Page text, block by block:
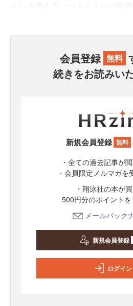
会員登録 無料
続きをお読みい
新規会員登録 無料
・全ての過去記事が
・会員限定メルマガを
・翔泳社の本が
500円分のポイントを
メールバック
新規会員登録
ログイン